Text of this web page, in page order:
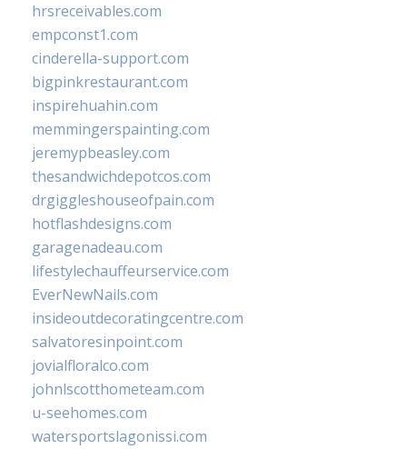
hrsreceivables.com
empconst1.com
cinderella-support.com
bigpinkrestaurant.com
inspirehuahin.com
memmingerspainting.com
jeremypbeasley.com
thesandwichdepotcos.com
drgiggleshouseofpain.com
hotflashdesigns.com
garagenadeau.com
lifestylechauffeurservice.com
EverNewNails.com
insideoutdecoratingcentre.com
salvatoresinpoint.com
jovialfloralco.com
johnlscotthometeam.com
u-seehomes.com
watersportslagonissi.com